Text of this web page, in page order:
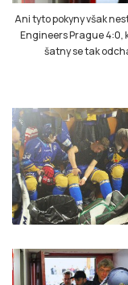
Ani tyto pokyny však
Engineers Prague 4:0,
šatny se tak